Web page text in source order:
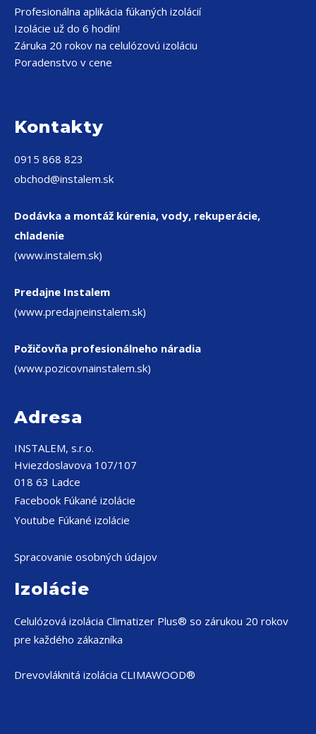
Profesionálna aplikácia fúkaných izolácií
Izolácie už do 6 hodín!
Záruka 20 rokov na celulózovú izoláciu
Poradenstvo v cene
Kontakty
0915 868 823
obchod@instalem.sk
Dodávka a montáž kúrenia, vody, rekuperácie,
chladenie
(www.instalem.sk)
Predajne Instalem
(www.predajneinstalem.sk)
Požičovňa profesionálneho náradia
(www.pozicovnainstalem.sk)
Adresa
INSTALEM, s.r.o.
Hviezdoslavova 107/107
018 63 Ladce
Facebook Fúkané izolácie
Youtube Fúkané izolácie
Spracovanie osobných údajov
Izolácie
Celulózová izolácia Climatizer Plus® so zárukou 20 rokov
pre každého zákazníka
Drevovláknitá izolácia CLIMAWOOD®